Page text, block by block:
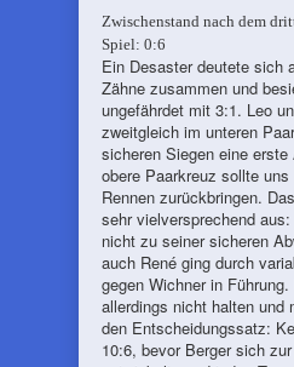
Zwischenstand nach dem
Spiel: 0:6
Ein Desaster deutete sich
Zähne zusammen und
ungefährdet mit 3:1. Leo
zweitgleich im unteren
sicheren Siegen eine
obere Paarkreuz sollte uns
Rennen zurückbringen.
sehr vielversprechend
nicht zu seiner sicheren
auch René ging durch
gegen Wichner in
allerdings nicht halten und
den Entscheidungssatz:
10:6, bevor Berger sich